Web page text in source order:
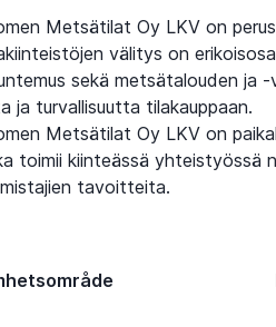
Metsätilat Oy LKV on
välitys on
sekä metsätalouden ja
ja turvallisuutta tilakauppaan.
Metsätilat Oy LKV on
toimii kiinteässä yhteistyössä
tavoitteita.